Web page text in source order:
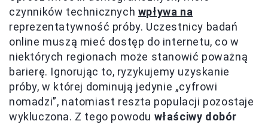
czynników technicznych wpływa na
reprezentatywność próby. Uczestnicy badań
online muszą mieć dostęp do internetu, co w
niektórych regionach może stanowić poważną
barierę. Ignorując to, ryzykujemy uzyskanie
próby, w której dominują jedynie „cyfrowi
nomadzi”, natomiast reszta populacji pozostaje
wykluczona. Z tego powodu właściwy dobór